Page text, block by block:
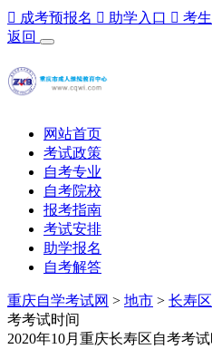
 成考预报名  助学入口  考
返回
网站首页
考试政策
自考专业
自考院校
报考指南
考试安排
助学报名
自考解答
重庆自学考试网 > 地市 > 长寿区
考考试时间
2020年10月重庆长寿区自考考